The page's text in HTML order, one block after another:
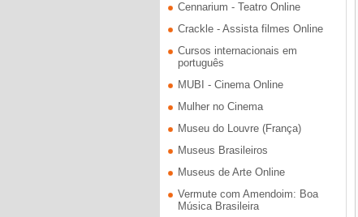
Cennarium - Teatro Online
Crackle - Assista filmes Online
Cursos internacionais em
português
MUBI - Cinema Online
Mulher no Cinema
Museu do Louvre (França)
Museus Brasileiros
Museus de Arte Online
Vermute com Amendoim: Boa
Música Brasileira